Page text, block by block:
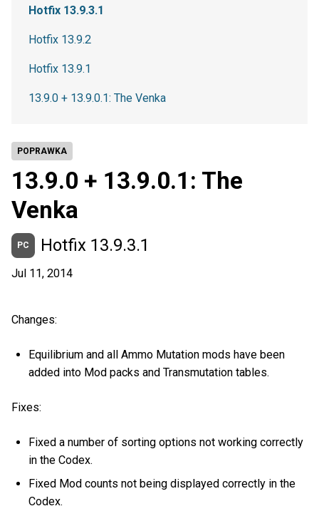
POPRAWKA
13.9.0 + 13.9.0.1: The
Venka
PC Hotfix 13.9.3.1
Jul 11, 2014
Changes:
Equilibrium and all Ammo Mutation mods have been
added into Mod packs and Transmutation tables.
Fixes:
Fixed a number of sorting options not working correctly
in the Codex.
Fixed Mod counts not being displayed correctly in the
Codex.
Hotfix 13.9.3.1
Hotfix 13.9.2
Hotfix 13.9.1
13.9.0 + 13.9.0.1: The Venka